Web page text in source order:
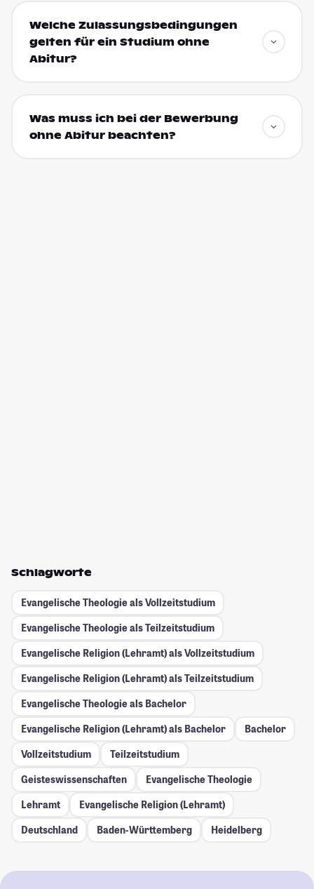
Welche Zulassungsbedingungen
gelten für ein Studium ohne
Abitur?
Was muss ich bei der Bewerbung
ohne Abitur beachten?
Schlagworte
Evangelische Theologie als Vollzeitstudium
Evangelische Theologie als Teilzeitstudium
Evangelische Religion (Lehramt) als Vollzeitstudium
Evangelische Religion (Lehramt) als Teilzeitstudium
Evangelische Theologie als Bachelor
Evangelische Religion (Lehramt) als Bachelor
Bachelor
Vollzeitstudium
Teilzeitstudium
Geisteswissenschaften
Evangelische Theologie
Lehramt
Evangelische Religion (Lehramt)
Deutschland
Baden-Württemberg Heidelberg